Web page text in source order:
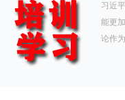
习近
能更
论作